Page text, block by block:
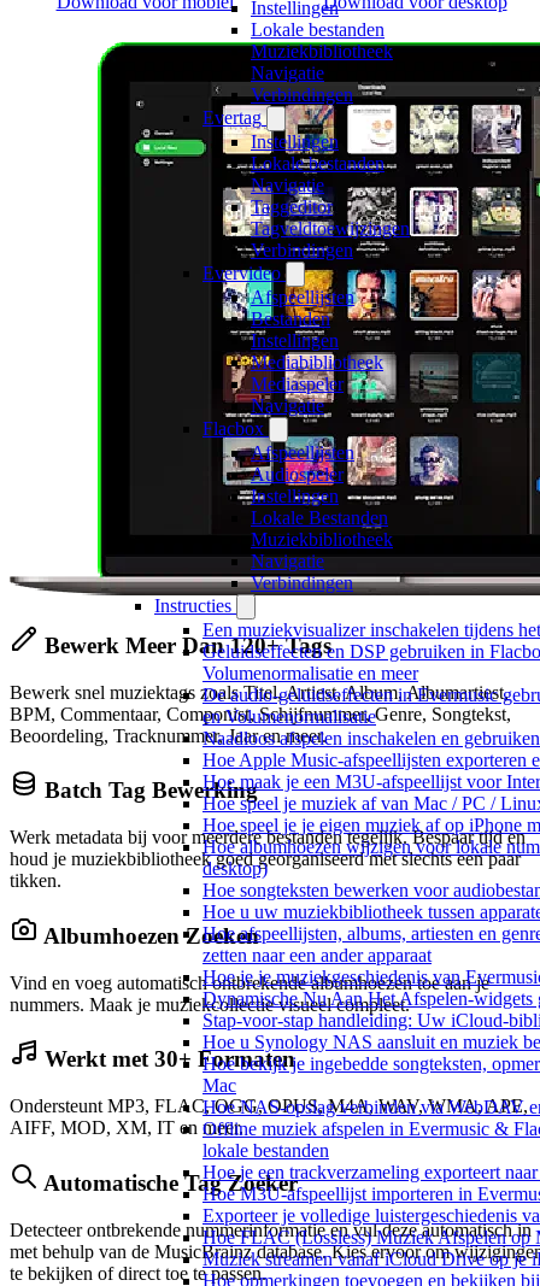
Instellingen
Lokale bestanden
Muziekbibliotheek
Navigatie
Verbindingen
Evertag
Instellingen
Lokale bestanden
Navigatie
Taggeditor
Tagveldtoewijzingen
Verbindingen
Evervideo
Afspeellijsten
Bestanden
Instellingen
Mediabibliotheek
Mediaspeler
Navigatie
Flacbox
Afspeellijsten
Audiospeler
Instellingen
Lokale Bestanden
Muziekbibliotheek
Navigatie
Verbindingen
Instructies
Een muziekvisualizer inschakelen tijdens
Geluidseffecten en DSP gebruiken in
Volumenormalisatie en meer
De audio-geluidseffecten in Evermusic
en Volumenormalisatie
Naadloos afspelen inschakelen en
Hoe Apple Music-afspeellijsten exporteren
Hoe maak je een M3U-afspeellijst voor
Hoe speel je muziek af van Mac / PC /
Hoe speel je je eigen muziek af op iPhone
Hoe albumhoezen wijzigen voor lokale
desktop)
Hoe songteksten bewerken voor
Hoe u uw muziekbibliotheek tussen
Hoe afspeellijsten, albums, artiesten en
zetten naar een ander apparaat
Hoe je je muziekgeschiedenis van
Dynamische Nu Aan Het Afspelen-
Stap-voor-stap handleiding: Uw iCloud-
Hoe u Synology NAS aansluit en muziek
Hoe bekijk je ingebedde songteksten,
Mac
Hoe NAS-opslag verbinden via WebDAV
Offline muziek afspelen in Evermusic &
lokale bestanden
Hoe je een trackverzameling exporteert
Hoe M3U-afspeellijst importeren in
Exporteer je volledige luistergeschiedenis
Hoe FLAC (Lossless) Muziek Afspelen op
Muziek streamen vanaf iCloud Drive op je
Hoe opmerkingen toevoegen en bekijken
Bewerk Meer Dan 120+ Tags
Bewerk snel muziektags zoals Titel, Artiest, Album, Albumartiest,
BPM, Commentaar, Componist, Schijfnummer, Genre, Songtekst,
Beoordeling, Tracknummer, Jaar en meer.
Batch Tag Bewerking
Werk metadata bij voor meerdere bestanden tegelijk. Bespaar tijd en
houd je muziekbibliotheek goed georganiseerd met slechts een paar
tikken.
Albumhoezen Zoeken
Vind en voeg automatisch ontbrekende albumhoezen toe aan je
nummers. Maak je muziekcollectie visueel compleet.
Werkt met 30+ Formaten
Ondersteunt MP3, FLAC, OGG, OPUS, M4A, WAV, WMA, APE,
AIFF, MOD, XM, IT en meer.
Automatische Tag Zoeker
Detecteer ontbrekende nummerinformatie en vul deze automatisch in
met behulp van de MusicBrainz database. Kies ervoor om
te bekijken of direct toe te passen.